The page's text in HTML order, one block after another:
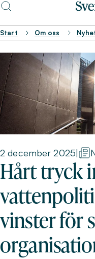
Start Om oss
2 december 2025|
Hårt tryck
vinster för